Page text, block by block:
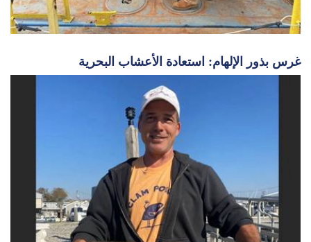
غرس بذور الإلهام: استعادة الأعشاب البحرية